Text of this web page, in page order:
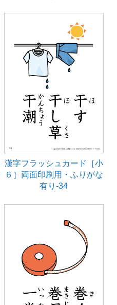
漢字フラッシュカード［小
６］両面印刷用・ふりがな
有り-34